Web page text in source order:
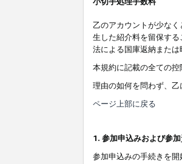
乙のアカウントが少な
生した紹介料を留保する
法による国庫返納または
本規約に記載の全ての
理由の如何を問わず、
ページ上部に戻る
1. 参加申込みおよび参
参加申込みの手続きを